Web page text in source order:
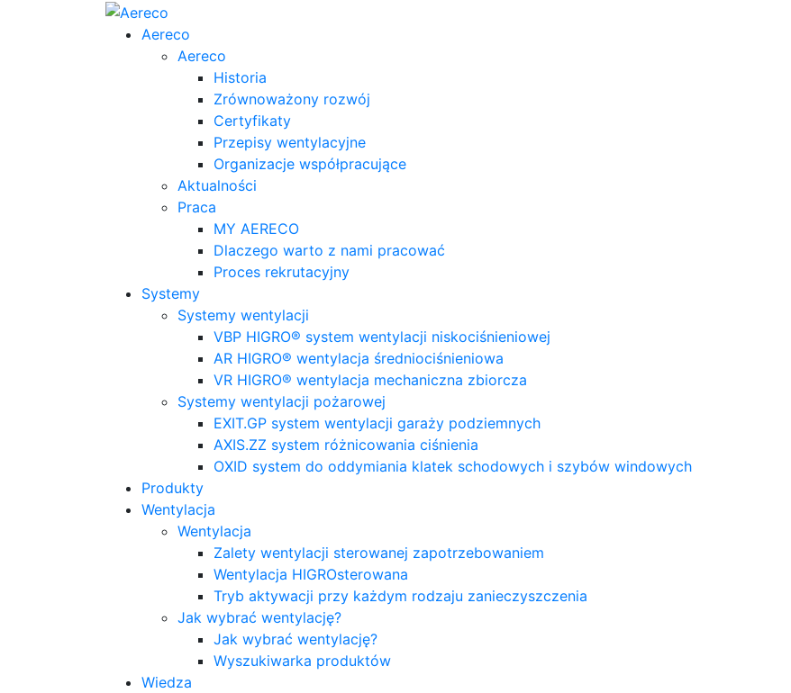
Aereco
Aereco
Historia
Zrównoważony rozwój
Certyfikaty
Przepisy wentylacyjne
Organizacje współpracujące
Aktualności
Praca
MY AERECO
Dlaczego warto z nami pracować
Proces rekrutacyjny
Systemy
Systemy wentylacji
VBP HIGRO® system wentylacji niskociśnieniowej
AR HIGRO® wentylacja średniociśnieniowa
VR HIGRO® wentylacja mechaniczna zbiorcza
Systemy wentylacji pożarowej
EXIT.GP system wentylacji garaży podziemnych
AXIS.ZZ system różnicowania ciśnienia
OXID system do oddymiania klatek schodowych i szybów windowych
Produkty
Wentylacja
Wentylacja
Zalety wentylacji sterowanej zapotrzebowaniem
Wentylacja HIGROsterowana
Tryb aktywacji przy każdym rodzaju zanieczyszczenia
Jak wybrać wentylację?
Jak wybrać wentylację?
Wyszukiwarka produktów
Wiedza